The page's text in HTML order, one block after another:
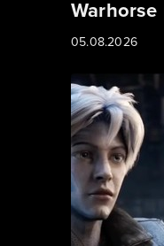
05.08.2026